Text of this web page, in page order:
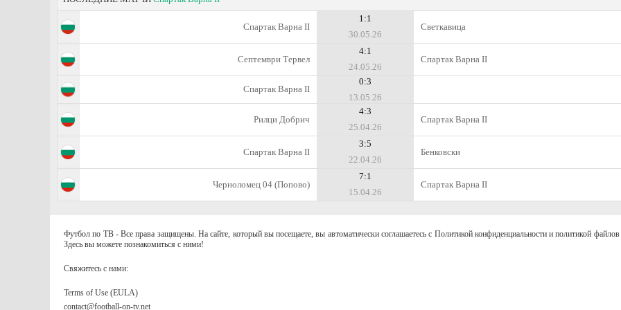
Спартак Варна II
1:1
30.05.26
Светкавица
Септември Тервел
4:1
24.05.26
Спартак Варна II
Спартак Варна II
0:3
13.05.26
Рилци Добрич
4:3
25.04.26
Спартак Варна II
Спартак Варна II
3:5
22.04.26
Бенковски
Черноломец 04 (Попово)
7:1
15.04.26
Спартак Варна II
Футбол по ТВ - Все права защищены. На сайте, который вы посещаете, вы автоматически соглашаетесь с Политикой конфиденциальности и политикой
Здесь вы можете познакомиться с ними!
Свяжитесь с нами:
Terms of Use (EULA)
contact@football-on-tv.net